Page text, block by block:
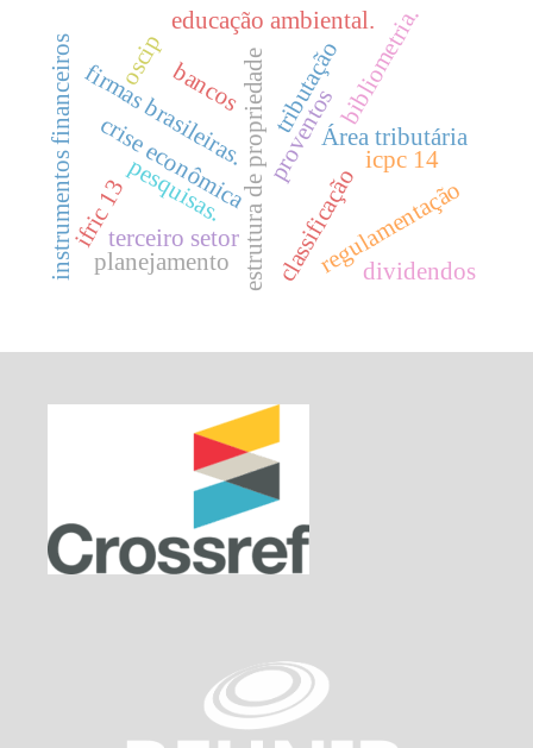
classificação
Área tributária
tributação
estrutura de propriedade
firmas brasileiras. bibliometria.
bancos
crise econômica
regulamentação
instrumentos financeiros pesquisas.
terceiro setor
oscip
educação ambiental.
ifric 13
planejamento
icpc 14
dividendos
proventos